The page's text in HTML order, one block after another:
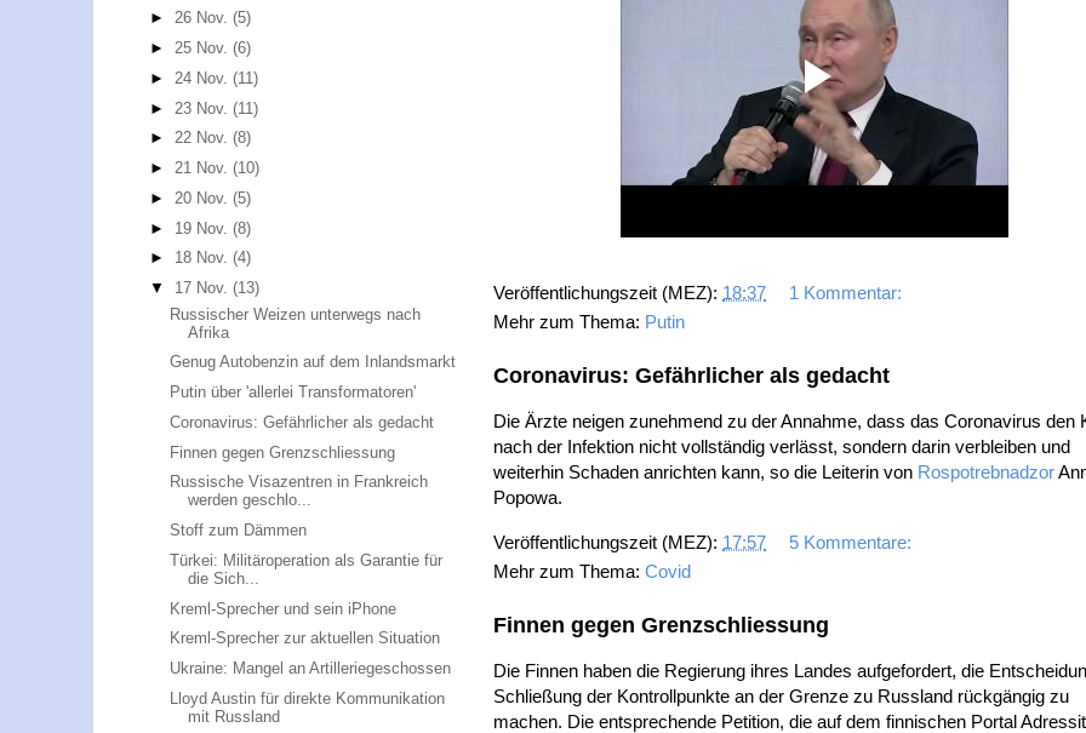
Veröffentlichungszeit (MEZ): 18:37
1 Kommentar:
Mehr zum Thema: Putin
Coronavirus: Gefährlicher als gedacht
Die Ärzte neigen zunehmend zu der Annahme, dass das Coronavirus den
nach der Infektion nicht vollständig verlässt, sondern darin verbleiben und
weiterhin Schaden anrichten kann, so die Leiterin von Rospotrebnadzor
Popowa.
Veröffentlichungszeit (MEZ): 17:57
5 Kommentare:
Mehr zum Thema: Covid
Finnen gegen Grenzschliessung
Die Finnen haben die Regierung ihres Landes aufgefordert, die
Schließung der Kontrollpunkte an der Grenze zu Russland rückgängig zu
machen. Die entsprechende Petition, die auf dem finnischen Portal
►26 Nov.(5)
►25 Nov.(6)
► 24 Nov.(11)
► 23 Nov.(11)
►22 Nov.(8)
►21 Nov.(10)
► 20 Nov.(5)
► 19 Nov.(8)
► 18 Nov.(4)
▼ 17 Nov.(13)
Russischer Weizen unterwegs nach
Afrika
Genug Autobenzin auf dem Inlandsmarkt
Putin über 'allerlei Transformatoren'
Coronavirus: Gefährlicher als gedacht
Finnen gegen Grenzschliessung
Russische Visazentren in Frankreich
werden geschlo...
Stoff zum Dämmen
Türkei: Militäroperation als Garantie für
die Sich...
Kreml-Sprecher und sein iPhone
Kreml-Sprecher zur aktuellen Situation
Ukraine: Mangel an Artilleriegeschossen
Lloyd Austin für direkte Kommunikation
mit Russland